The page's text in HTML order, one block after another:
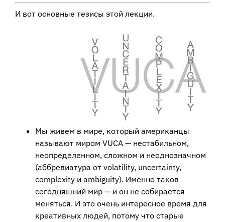
И вот основные тезисы этой лекции.
Мы живем в мире, который американцы
называют миром VUCA — нестабильном,
неопределенном, сложном и неоднозначном
(аббревиатура от volatility, uncertainty,
complexity и ambiguity). Именно таков
сегодняшний мир — и он не собирается
меняться. И это очень интересное время для
креативных людей, потому что старые